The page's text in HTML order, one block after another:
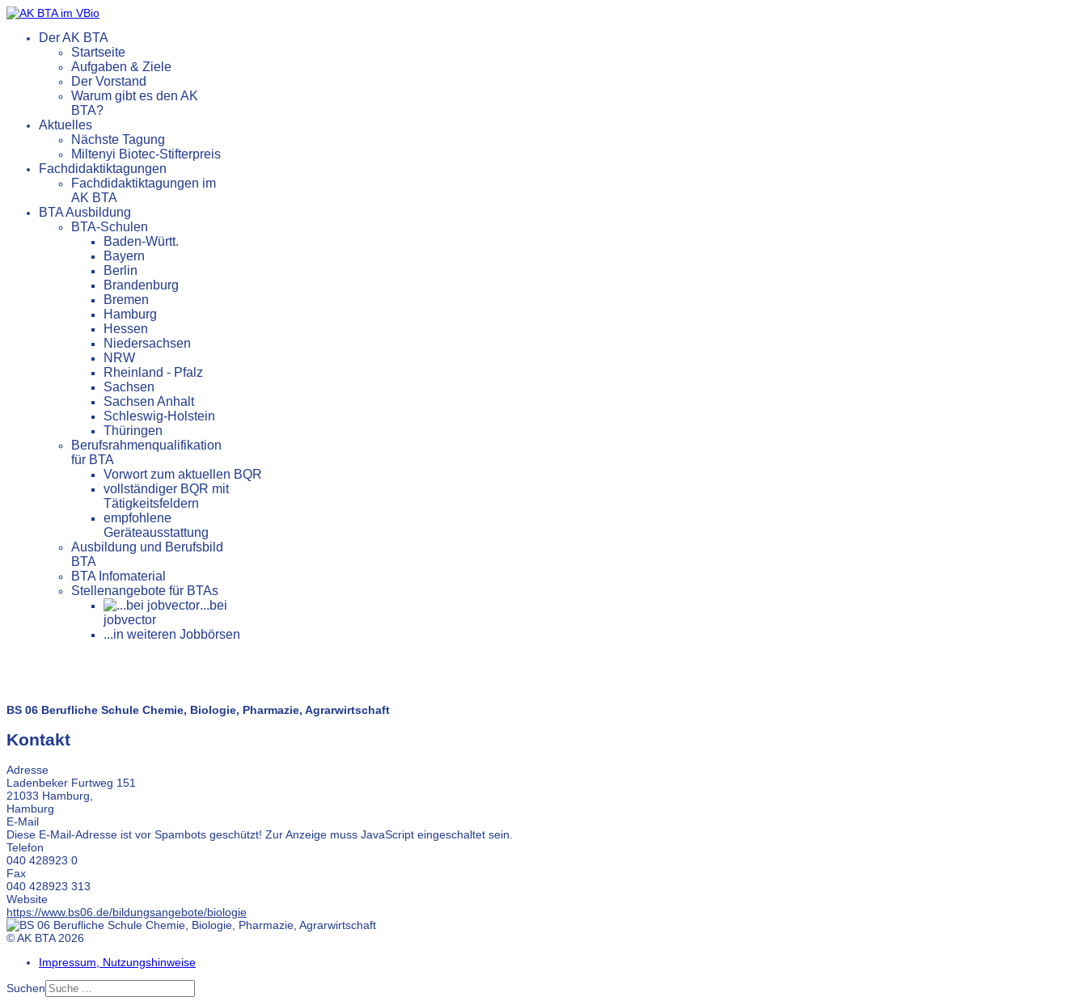
Der AK BTA
Startseite
Aufgaben & Ziele
Der Vorstand
Warum gibt es den AK
BTA?
Aktuelles
Nächste Tagung
Miltenyi Biotec-Stifterpreis
Fachdidaktiktagungen
Fachdidaktiktagungen im
AK BTA
BTA Ausbildung
BTA-Schulen
Baden-Württ.
Bayern
Berlin
Brandenburg
Bremen
Hamburg
Hessen
Niedersachsen
NRW
Rheinland - Pfalz
Sachsen
Sachsen Anhalt
Schleswig-Holstein
Thüringen
Berufsrahmenqualifikation
für BTA
Vorwort zum aktuellen BQR
vollständiger BQR mit
Tätigkeitsfeldern
empfohlene
Geräteausstattung
Ausbildung und Berufsbild
BTA
BTA Infomaterial
Stellenangebote für BTAs
...bei
jobvector
...in weiteren Jobbörsen
BS 06 Berufliche Schule Chemie, Biologie, Pharmazie, Agrarwirtschaft
Kontakt
Adresse
Ladenbeker Furtweg 151
21033 Hamburg,
Hamburg
E-Mail
Diese E-Mail-Adresse ist vor Spambots geschützt! Zur Anzeige muss JavaScript eingeschaltet sein.
Telefon
040 428923 0
Fax
040 428923 313
Website
https://www.bs06.de/bildungsangebote/biologie
© AK BTA 2026
Impressum, Nutzungshinweise
Suchen